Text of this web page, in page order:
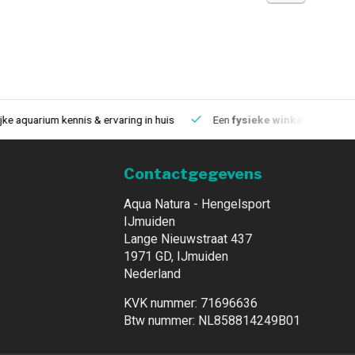
kennis & ervaring in huis Eenfysieke winkelin IJmuiden
Contactgegevens
Aqua Natura - Hengelsport
IJmuiden
Lange Nieuwstraat 437
1971 GD, IJmuiden
Nederland
KVK nummer: 71696636
Btw nummer: NL858814249B01